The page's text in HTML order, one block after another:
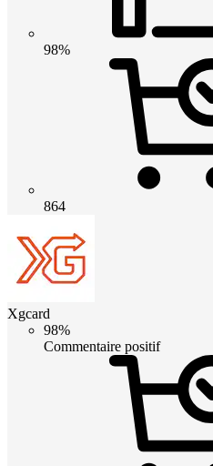
98%
864
Xgcard
98%
Commentaire positif